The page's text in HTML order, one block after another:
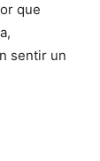
que
sentir un